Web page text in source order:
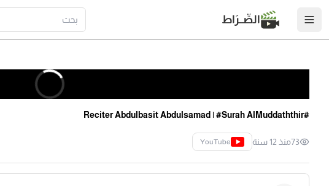
الصِّــرَاط
#Reciter Abdulbasit Abdulsamad | #Surah AlMuddaththir
73منذ 12 سنة YouTube